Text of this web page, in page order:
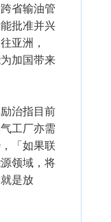
省输油管
批准并兴
亚洲，
加国带来
治指目前
工厂亦需
「如果联
领域，将
是放